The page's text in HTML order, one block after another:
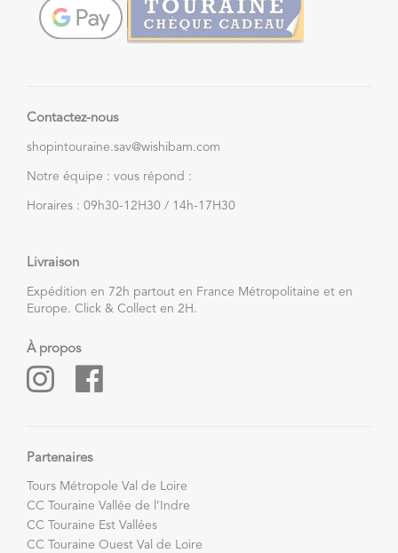
Contactez-nous
shopintouraine.sav@wishibam.com
Notre équipe : vous répond :
Horaires : 09h30-12H30 / 14h-17H30
Livraison
Expédition en 72h partout en France Métropolitaine et en
Europe. Click & Collect en 2H.
À propos
Partenaires
Tours Métropole Val de Loire
CC Touraine Vallée de l’Indre
CC Touraine Est Vallées
CC Touraine Ouest Val de Loire